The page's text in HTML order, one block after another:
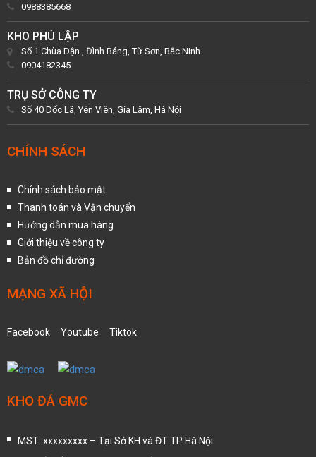
0988385668
KHO PHÚ LẬP
Số 1 Chùa Dận , Đình Bảng, Từ Sơn, Bắc Ninh
0904182345
TRỤ SỞ CÔNG TY
Số 40 Dốc Lã, Yên Viên, Gia Lâm, Hà Nội
CHÍNH SÁCH
Chính sách bảo mật
Thanh toán và Vận chuyển
Hướng dẫn mua hàng
Giới thiệu về công ty
Bản đồ chỉ đường
MẠNG XÃ HỘI
Facebook Youtube Tiktok
KHO ĐÁ GMC
MST: xxxxxxxxx – Tại Sở KH và ĐT TP Hà Nội